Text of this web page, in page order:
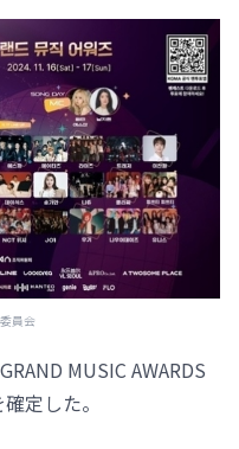
員会
MUSIC AWARDS
定した。